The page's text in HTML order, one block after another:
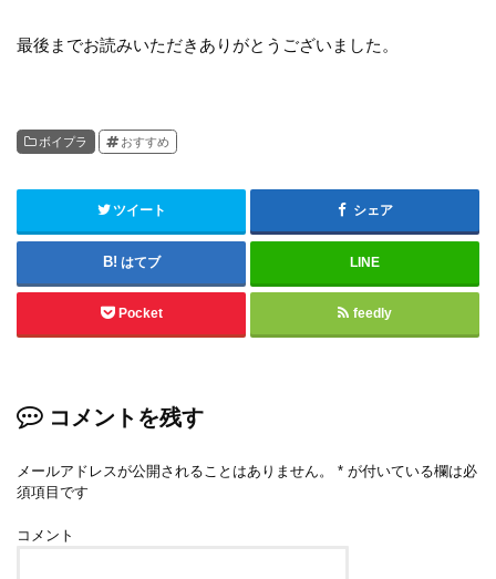
最後までお読みいただきありがとうございました。
ボイプラ おすすめ
ツイート シェア
はてブ LINE
Pocket feedly
コメントを残す
メールアドレスが公開されることはありません。 * が付いている欄は必
須項目です
コメント